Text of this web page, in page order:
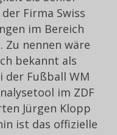
Firma Swiss
im Bereich
Zu nennen wäre
bekannt als
der Fußball WM
im ZDF
Jürgen Klopp
ist das offizielle